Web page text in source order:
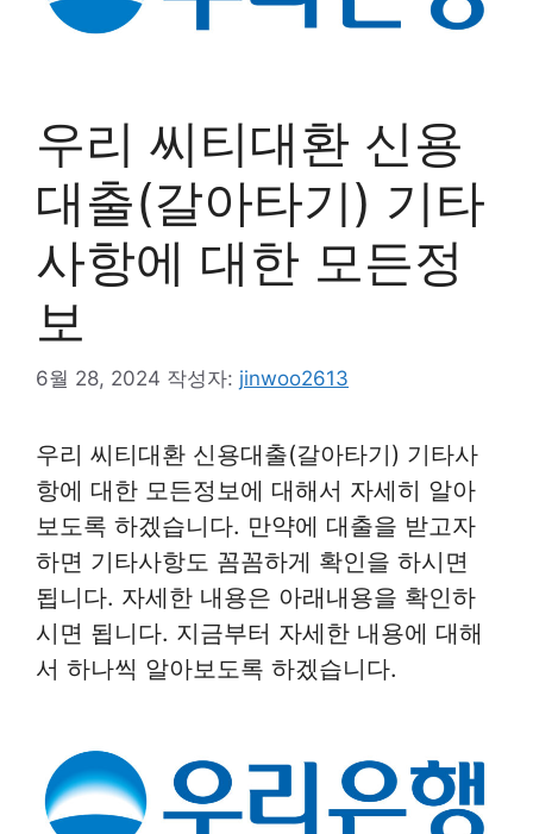
우리 씨티대환 신용
대출(갈아타기) 기타
사항에 대한 모든정
보
6월 28, 2024 작성자: jinwoo2613
우리 씨티대환 신용대출(갈아타기) 기타사
항에 대한 모든정보에 대해서 자세히 알아
보도록 하겠습니다. 만약에 대출을 받고자
하면 기타사항도 꼼꼼하게 확인을 하시면
됩니다. 자세한 내용은 아래내용을 확인하
시면 됩니다. 지금부터 자세한 내용에 대해
서 하나씩 알아보도록 하겠습니다.